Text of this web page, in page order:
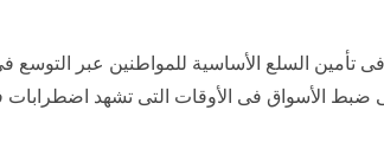
تأمين السلع الأساسية للمواطنين عبر التوسع
فى ضبط الأسواق فى الأوقات التى تشهد